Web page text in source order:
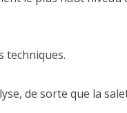
techniques.
de sorte que la